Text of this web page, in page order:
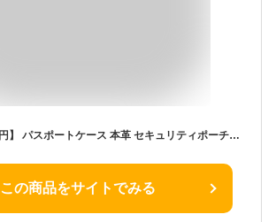
【クーポンで907円】 パスポートケース 本革 セキュリティポーチ スキミング防止 パスポートカバー パスポート入れ カードケース 財布 トラベルグッズ 出張 ポーチ ビジネス 航空券 搭乗券 スリム コンパクトシンプル 旅行用品 海外旅行 旅行グッズ 送料無料
この商品をサイトでみる